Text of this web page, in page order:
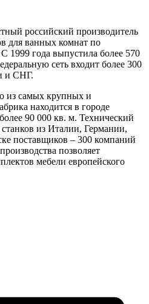
российский производитель
для ванных комнат по
1999 года выпустила более 570
сеть входит более 300
и СНГ.
из самых крупных и
находится в городе
90 000 кв. м. Технический
из Италии, Германии,
поставщиков – 300 компаний
позволяет
мебели европейского